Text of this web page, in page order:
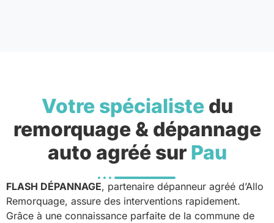
Votre spécialistedu
remorquage & dépannage
auto agréé sur Pau
FLASH DÉPANNAGE, partenaire dépanneur agréé d’Allo
Remorquage, assure des interventions rapidement.
Grâce à une connaissance parfaite de la commune de